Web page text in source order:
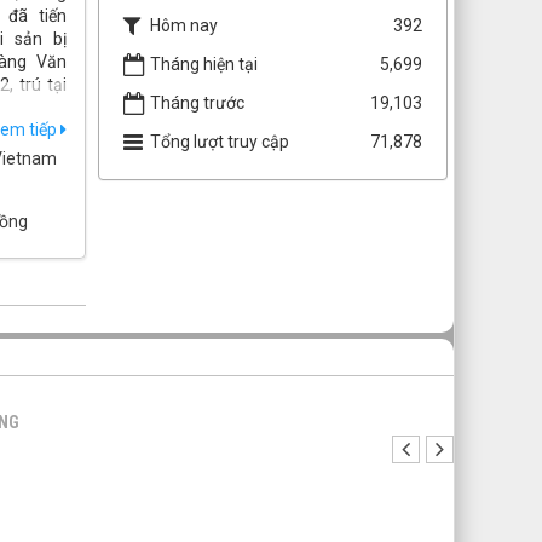
đã tiến
sản bị
Văn
trú tại
tiếp
Hôm nay
392
Tháng hiện tại
5,699
Tháng trước
19,103
Tổng lượt truy cập
71,878